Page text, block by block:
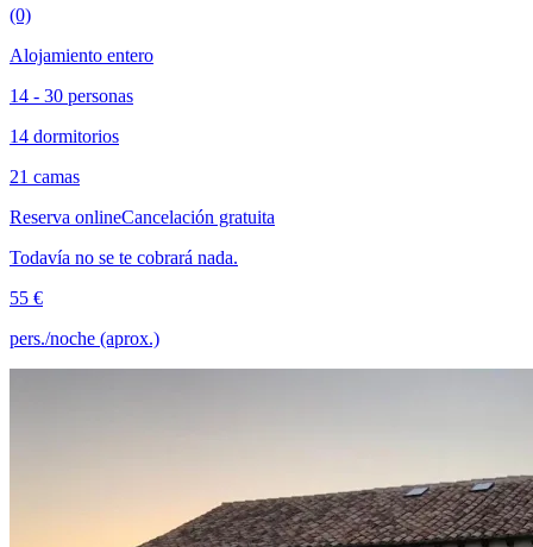
(0)
Alojamiento entero
14 - 30 personas
14 dormitorios
21 camas
Reserva onlineCancelación gratuita
Todavía no se te cobrará nada.
55 €
pers./noche (aprox.)